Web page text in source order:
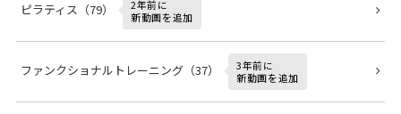
ピラティス（79）
2年前に
新動画を追加
ファンクショナルトレーニング（37）
3年前に
新動画を追加